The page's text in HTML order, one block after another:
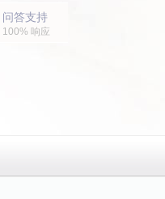
问答支持
100% 响应